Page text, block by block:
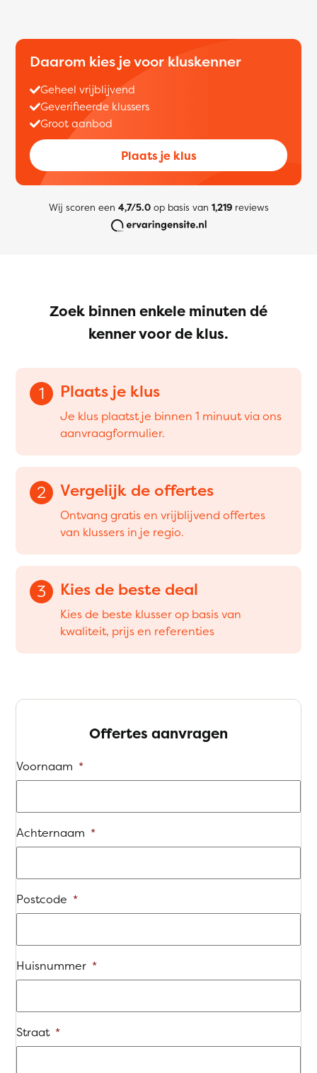
Daarom kies je voor kluskenner
Geheel vrijblijvend
Geverifieerde klussers
Groot aanbod
Plaats je klus
Wij scoren een 4,7/5.0op basis van 1,219reviews
Zoek binnen enkele minuten dé
kenner voor de klus.
1 Plaats je klus
Je klus plaatst je binnen 1 minuut via ons
aanvraagformulier.
2 Vergelijk de offertes
Ontvang gratis en vrijblijvend offertes
van klussers in je regio.
3 Kies de beste deal
Kies de beste klusser op basis van
kwaliteit, prijs en referenties
Offertes aanvragen
Voornaam *
Achternaam *
Postcode *
Huisnummer *
Straat *